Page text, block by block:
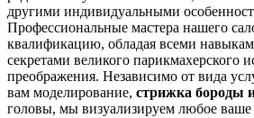
другими индивидуальными
Профессиональные мастера нашего
квалификацию, обладая всеми
секретами великого парикмахерского
преображения. Независимо от вида
вам моделирование, стрижка бороды
головы, мы визуализируем любое